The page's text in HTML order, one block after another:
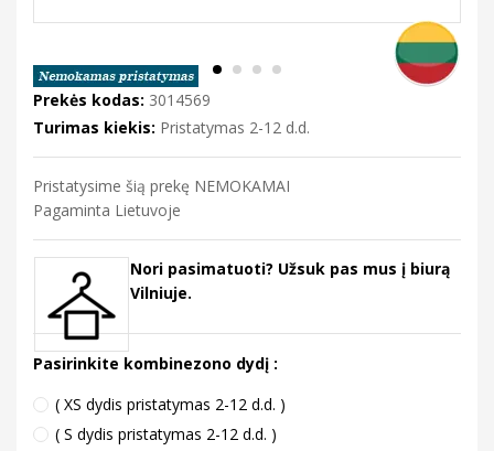
Prekės kodas: 3014569
Turimas kiekis: Pristatymas 2-12 d.d.
Pristatysime šią prekę NEMOKAMAI
Pagaminta Lietuvoje
Nori pasimatuoti? Užsuk pas mus į biurą
Vilniuje.
Pasirinkite kombinezono dydį :
( XS dydis pristatymas 2-12 d.d. )
( S dydis pristatymas 2-12 d.d. )